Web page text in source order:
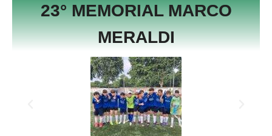
23° MEMORIAL MARCO
MERALDI